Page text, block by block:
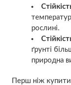
рослині.
ґрунті
природна
Перш ніж